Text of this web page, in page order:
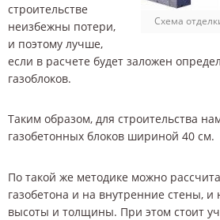
Схема
строительстве
неизбежны потери,
и поэтому лучше,
если в расчете будет заложен
газоблоков.
Таким образом, для строительства
газобетонных блоков шириной 40 см.
По такой же методике можно
газобетона и на внутренние стены, и
высоты и толщины. При этом стоит